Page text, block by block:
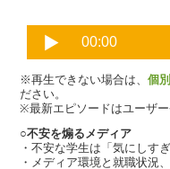
※再生できない場合は、 個
ださい。
※最新エピソードはユーザ
○不安を煽るメディア
・不安な学生は「気にしす
・メディア環境と就職状況